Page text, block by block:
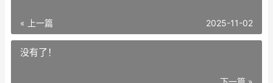
« 上一篇 2025-11-02
没有了！